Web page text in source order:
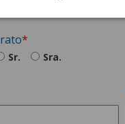
Sr. Sra.